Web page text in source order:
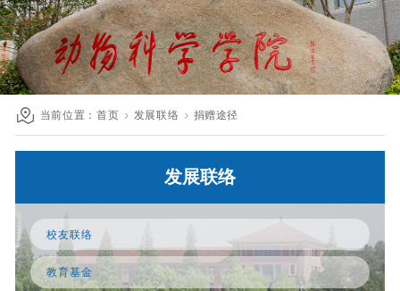
人才培养
科学研究
国际交流
发展联络
英文网站
当前位置：首页 发展联络 捐赠途径
发展联络
校友联络
教育基金